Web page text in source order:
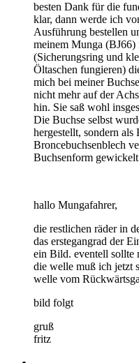
besten Dank für die
klar, dann werde ich
Ausführung bestellen
meinem Munga (BJ66)
(Sicherungsring und
Öltaschen fungieren)
mich bei meiner
nicht mehr auf der
hin. Sie saß wohl
Die Buchse selbst
hergestellt, sondern
Broncebuchsenblech
Buchsenform
hallo Mungafahrer,
die restlichen räder in
das erstegangrad der
ein Bild. eventell sollte
die welle muß ich jetzt
welle vom
bild folgt
gruß
fritz